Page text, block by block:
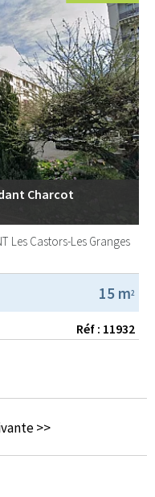
Charcot
Les Castors-Les Granges
15 m2
Réf : 11932
>>